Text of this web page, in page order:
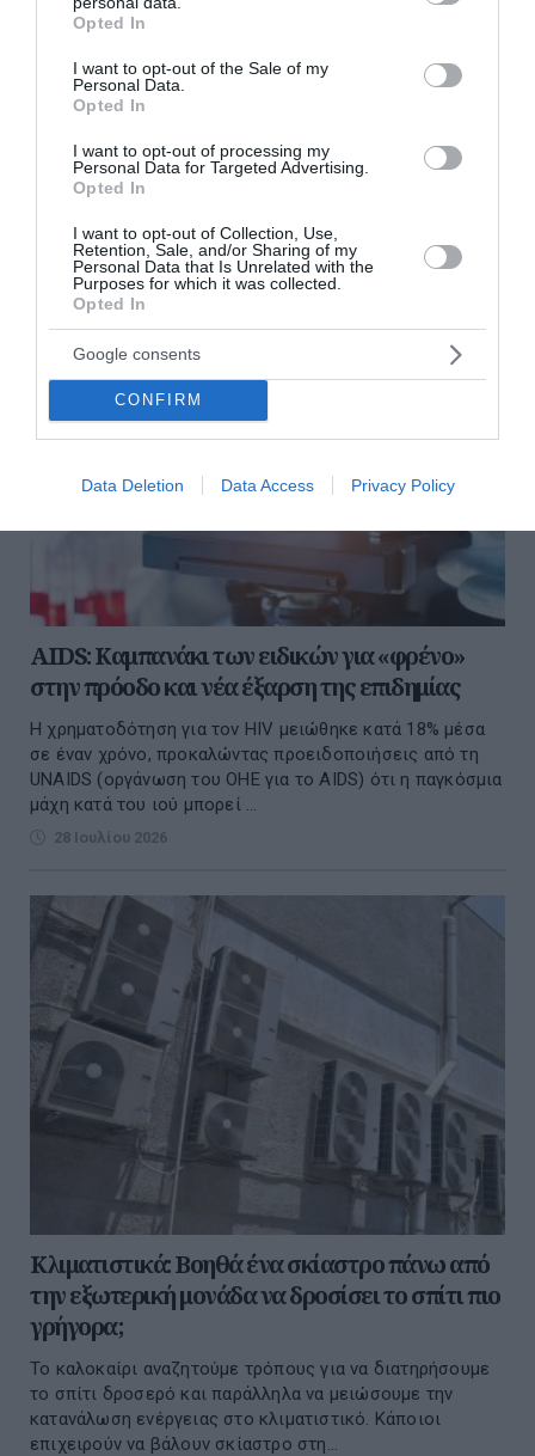
grant or deny consent to Google and its third-party tags to
use your data for below specified purposes in below Google
consent section.
Opted In
I want to opt-out of the Sale of my
Personal Data.
Opted In
I want to opt-out of processing my
Personal Data for Targeted Advertising.
Opted In
I want to opt-out of Collection, Use,
Retention, Sale, and/or Sharing of my
Personal Data that Is Unrelated with the
Purposes for which it was collected.
Opted In
Google consents
CONFIRM
Data Deletion Data Access Privacy Policy
Λουτράκι: 75χρονος βρέθηκε νεκρός δίπλα σε κάδους –
Είχε βγει να πετάξει τα σκουπίδια
Η Μέση Ανατολή στο «κόκκινο»: Χούθι επιτίθενται, το
Ιράν σκληραίνει το τελεσίγραφο και το Πεντάγωνο
διαβάστε ακόμη
AIDS: Καμπανάκι των ειδικών για «φρένο»
στην πρόοδο και νέα έξαρση της επιδημίας
Η χρηματοδότηση για τον HIV μειώθηκε κατά 18% μέσα
σε έναν χρόνο, προκαλώντας προειδοποιήσεις από τη
UNAIDS (οργάνωση του ΟΗΕ για το AIDS) ότι η παγκόσμια
μάχη κατά του ιού μπορεί ...
28 Ιουλίου 2026
Κλιματιστικά: Βοηθά ένα σκίαστρο πάνω από
την εξωτερική μονάδα να δροσίσει το σπίτι πιο
γρήγορα;
Το καλοκαίρι αναζητούμε τρόπους για να διατηρήσουμε
το σπίτι δροσερό και παράλληλα να μειώσουμε την
κατανάλωση ενέργειας στο κλιματιστικό. Κάποιοι
επιχειρούν να βάλουν σκίαστρο στη...